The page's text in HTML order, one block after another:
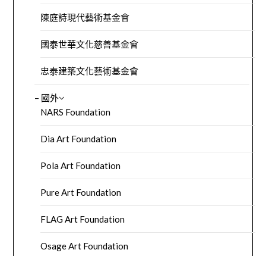
陳庭詩現代藝術基金會
國泰世華文化慈善基金會
忠泰建築文化藝術基金會
– 國外
NARS Foundation
Dia Art Foundation
Pola Art Foundation
Pure Art Foundation
FLAG Art Foundation
Osage Art Foundation